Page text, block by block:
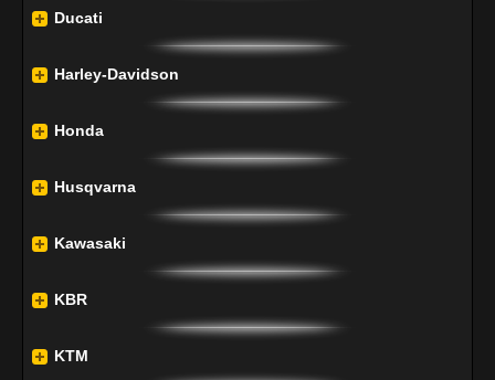
Ducati
Harley-Davidson
Honda
Husqvarna
Kawasaki
KBR
KTM